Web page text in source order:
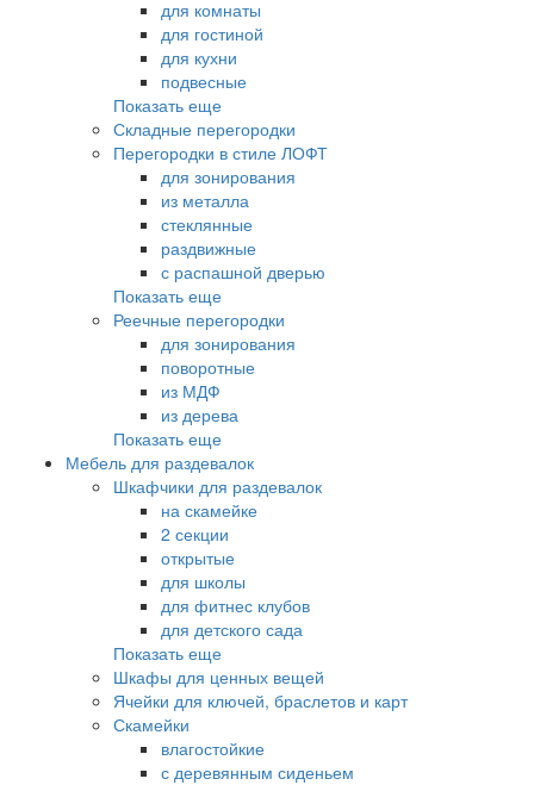
для комнаты
для гостиной
для кухни
подвесные
Показать еще
Складные перегородки
Перегородки в стиле ЛОФТ
для зонирования
из металла
стеклянные
раздвижные
с распашной дверью
Показать еще
Реечные перегородки
для зонирования
поворотные
из МДФ
из дерева
Показать еще
Мебель для раздевалок
Шкафчики для раздевалок
на скамейке
2 секции
открытые
для школы
для фитнес клубов
для детского сада
Показать еще
Шкафы для ценных вещей
Ячейки для ключей, браслетов и карт
Скамейки
влагостойкие
с деревянным сиденьем